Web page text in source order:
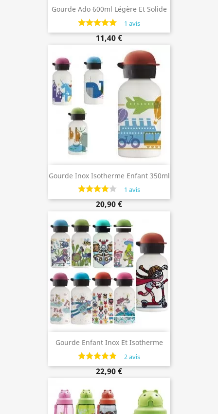
Gourde Ado 600ml Légère Et Solide
En Aluminium
1 avis
11,40 €
Gourde Inox Isotherme Enfant 350ml
1 avis
20,90 €
Gourde Enfant Inox Et Isotherme
350ml
2 avis
22,90 €